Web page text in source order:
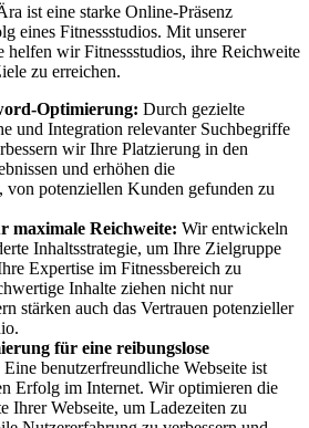
ist eine starke Online-Präsenz
eines Fitnessstudios. Mit unserer
helfen wir Fitnessstudios, ihre Reichweite
zu erreichen.
Optimierung: Durch gezielte
und Integration relevanter Suchbegriffe
wir Ihre Platzierung in den
und erhöhen die
von potenziellen Kunden gefunden zu
maximale Reichweite: Wir entwickeln
Inhaltsstrategie, um Ihre Zielgruppe
Expertise im Fitnessbereich zu
Inhalte ziehen nicht nur
stärken auch das Vertrauen potenzieller
für eine reibungslose
Eine benutzerfreundliche Webseite ist
Erfolg im Internet. Wir optimieren die
Ihrer Webseite, um Ladezeiten zu